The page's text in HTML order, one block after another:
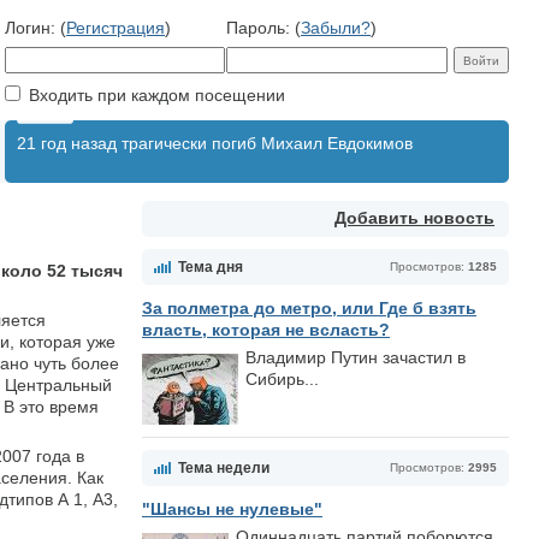
Логин: (Регистрация) Пароль: (Забыли?)
Входить при каждом посещении
21 год назад трагически погиб Михаил Евдокимов
Добавить новость
Просмотров: 1285
Тема дня
За полметра до метро, или Где б взять
власть, которая не всласть?
Владимир Путин зачастил в
Сибирь...
Просмотров: 2995
Тема недели
"Шансы не нулевые"
52 тысяч
которая уже
чуть более
Центральный
это время
года в
Как
А 1, А3,